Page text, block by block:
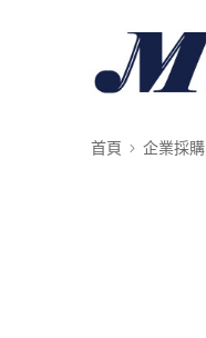
首頁 企業採購